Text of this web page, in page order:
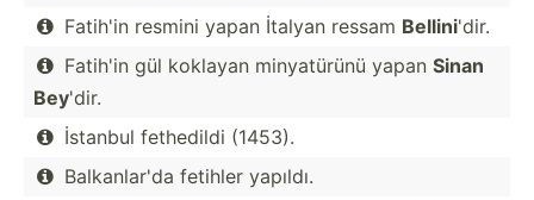
 Fatih'in resmini yapan İtalyan ressam Bellini'dir.
 Fatih'in gül koklayan minyat­ürünü yapan Sinan
Bey'dir.
 İstanbul fethedildi (1453).
 Balkan­lar'da fetihler yapıldı.